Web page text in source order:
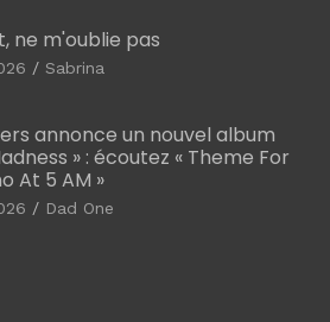
ne m'oublie pas
Sabrina
annonce un nouvel album
» : écoutez « Theme For
At 5 AM »
Dad One